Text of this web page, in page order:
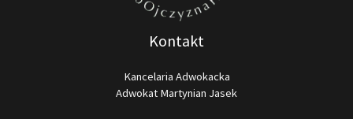
Kontakt
Kancelaria Adwokacka
Adwokat Martynian Jasek